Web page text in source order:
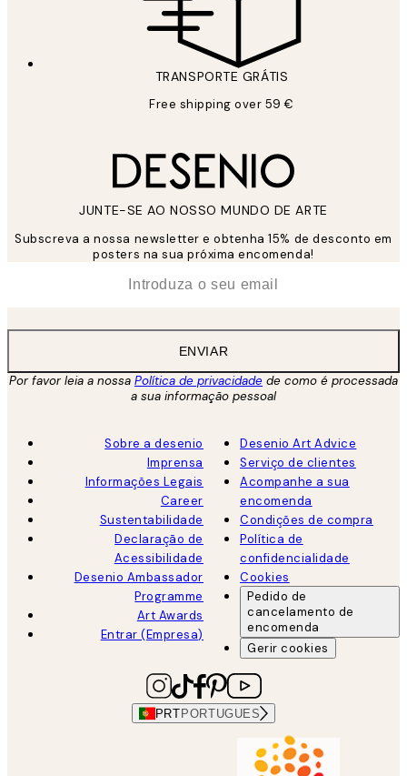
TRANSPORTE GRÁTIS
Free shipping over 59 €
JUNTE-SE AO NOSSO MUNDO DE ARTE
Subscreva a nossa newsletter e obtenha 15% de desconto em
posters na sua próxima encomenda!
ENVIAR
Por favor leia a nossa Política de privacidade de como é processada
a sua informação pessoal
Sobre a desenio
Imprensa
Informações Legais
Career
Sustentabilidade
Declaração de
Acessibilidade
Desenio Ambassador
Programme
Art Awards
Entrar (Empresa)
Desenio Art Advice
Serviço de clientes
Acompanhe a sua
encomenda
Condições de compra
Política de
confidencialidade
Cookies
Pedido de
cancelamento de
encomenda
Gerir cookies
PRT PORTUGUES